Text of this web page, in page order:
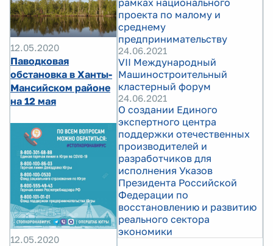
12.05.2020
Паводковая
обстановка в Ханты-
Мансийском районе
на 12 мая
12.05.2020
рамках национального
проекта по малому и
среднему
предпринимательству
24.06.2021
VII Международный
Машиностроительный
кластерный форум
24.06.2021
О создании Единого
экспертного центра
поддержки отечественных
производителей и
разработчиков для
исполнения Указов
Президента Российской
Федерации по
восстановлению и развитию
реального сектора
экономики